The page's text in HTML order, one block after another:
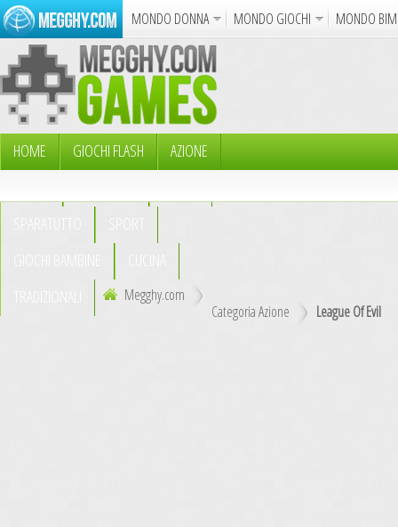
MONDO DONNA MONDO GIOCHI
MONDO
Album
Punto Croce Cucina
Azione Puzzle
HOME GIOCHI FLASH
AZIONE
Megghy.com
Categoria Azione
League Of Evil